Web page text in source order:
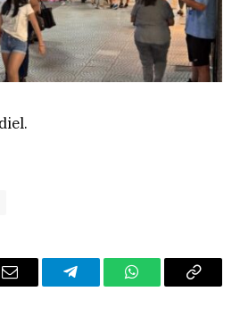
Email TelegramWhatsAppCopy